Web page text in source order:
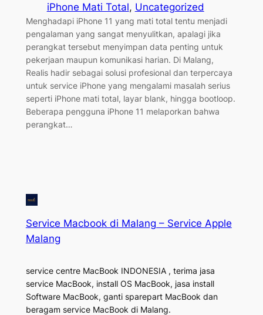
iPhone Mati Total, Uncategorized
Menghadapi iPhone 11 yang mati total tentu menjadi
pengalaman yang sangat menyulitkan, apalagi jika
perangkat tersebut menyimpan data penting untuk
pekerjaan maupun komunikasi harian. Di Malang,
Realis hadir sebagai solusi profesional dan terpercaya
untuk service iPhone yang mengalami masalah serius
seperti iPhone mati total, layar blank, hingga bootloop.
Beberapa pengguna iPhone 11 melaporkan bahwa
perangkat…
Service Macbook di Malang – Service Apple
Malang
service centre MacBook INDONESIA , terima jasa
service MacBook, install OS MacBook, jasa install
Software MacBook, ganti sparepart MacBook dan
beragam service MacBook di Malang.